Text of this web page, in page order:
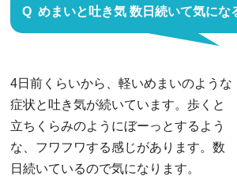
めまいと吐き気 数日続いて気にな
4日前くらいから、軽いめまいのような
症状と吐き気が続いています。歩くと
立ちくらみのようにぼーっとするよう
な、フワフワする感じがあります。数
日続いているので気になります。